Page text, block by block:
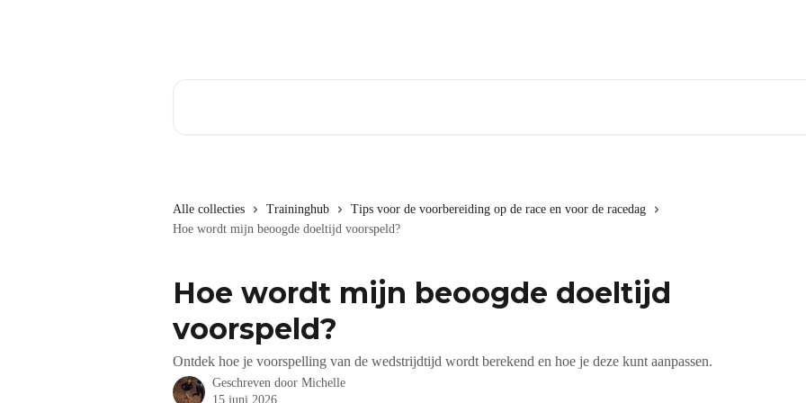
Alle collecties Traininghub
Tips voor de voorbereiding op de race en voor de racedag
Hoe wordt mijn beoogde doeltijd voorspeld?
Hoe wordt mijn beoogde doeltijd
voorspeld?
Ontdek hoe je voorspelling van de wedstrijdtijd wordt berekend en hoe je deze kunt aanpassen.
Geschreven door Michelle
15 juni 2026